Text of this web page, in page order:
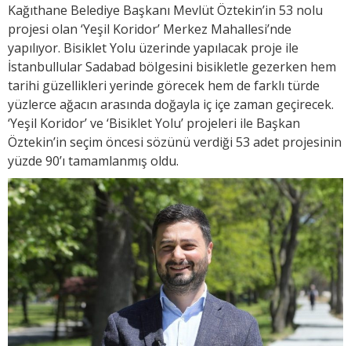
Kağıthane Belediye Başkanı Mevlüt Öztekin’in 53 nolu
projesi olan ‘Yeşil Koridor’ Merkez Mahallesi’nde
yapılıyor. Bisiklet Yolu üzerinde yapılacak proje ile
İstanbullular Sadabad bölgesini bisikletle gezerken hem
tarihi güzellikleri yerinde görecek hem de farklı türde
yüzlerce ağacın arasında doğayla iç içe zaman geçirecek.
‘Yeşil Koridor’ ve ‘Bisiklet Yolu’ projeleri ile Başkan
Öztekin’in seçim öncesi sözünü verdiği 53 adet projesinin
yüzde 90’ı tamamlanmış oldu.